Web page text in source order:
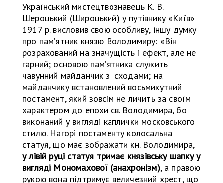
Український мистецтвознавець К. В.
Шероцький (Широцький) у путівнику «Київ»
1917 р. висловив свою особливу, іншу думку
про памʼятник князю Володимиру: «Він
розрахований на значущість і ефект, але не
гарний; основою пам’ятника служить
чавунний майданчик зі сходами; на
майданчику встановлений восьмикутний
постамент, який зовсім не личить за своїм
характером до епохи св. Володимира, бо
виконаний у вигляді каплички московського
стилю. Нагорі постаменту колосальна
статуя, що має зображати кн. Володимира,
у лівій руці статуя тримає князівську шапку у
вигляді Мономахової (анахронізм), а правою
рукою вона підтримує величезний хрест, що